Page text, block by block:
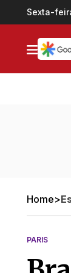
Ir direto pro
Sexta-
Home>
PARIS